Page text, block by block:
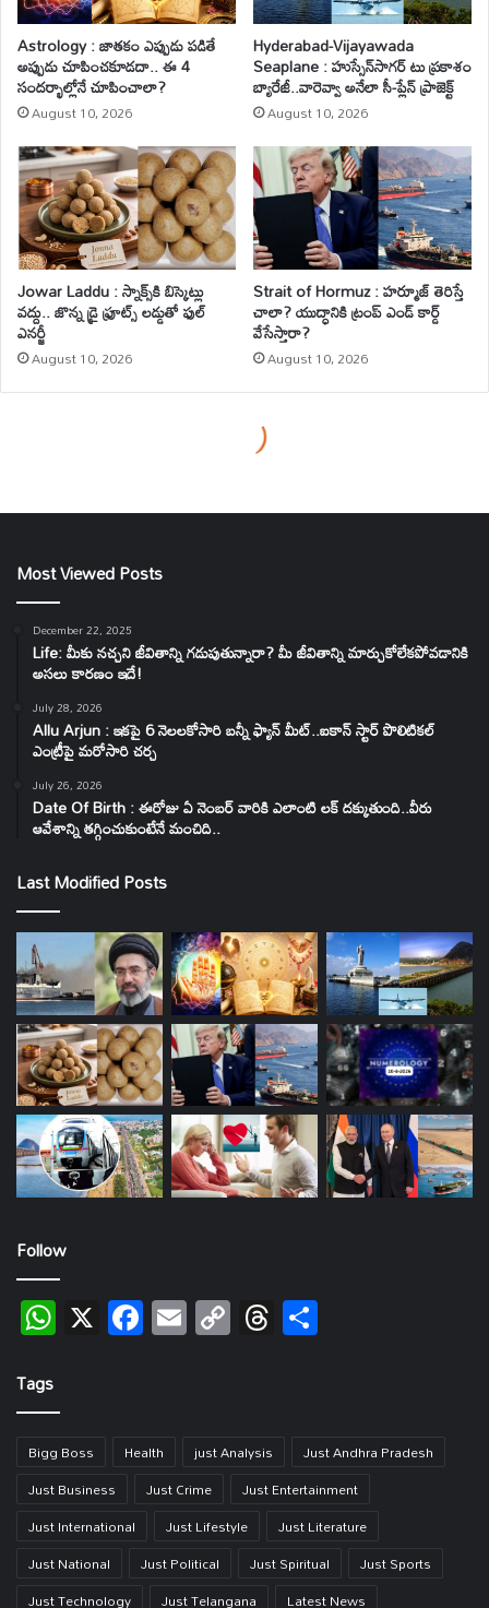
Most Viewed Posts
December 22, 2025
Life: మీకు నచ్చని జీవితాన్ని గడుపుతున్నారా? మీ జీవితాన్ని మార్చుకోలేకపోవడానికి
అసలు కారణం ఇదే!
July 28, 2026
Allu Arjun : ఇకపై 6 నెలలకోసారి బన్నీ ఫ్యాన్ మీట్..ఐకాన్ స్టార్ పొలిటికల్
ఎంట్రీపై మరోసారి చర్చ
July 26, 2026
Date Of Birth : ఈరోజు ఏ నెంబర్ వారికి ఎలాంటి లక్ దక్కుతుంది..వీరు
ఆవేశాన్ని తగ్గించుకుంటేనే మంచిది..
Last Modified Posts
Follow
WhatsApp
X Facebook
EmailCopy
Link
Threads
Tags
Bigg Boss Health just Analysis
Just Andhra Pradesh
Just Business
Just Crime
Just Entertainment
Just International
Just Lifestyle
Just Literature
Just National
Just Political Just Spiritual
Just Sports
Just Technology
Just Telangana Latest News